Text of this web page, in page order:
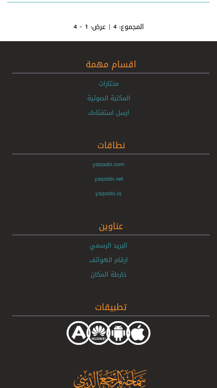
المجموع:4 | عرض: 1 - 4
اقسام مهمة
مختارات
المكتبة الصوتية
ارسل استفتاءك
نطاقات
yaqoobi.com
yaqoobi.net
yaqoobi.iq
عناوين
البريد الرسمي
ارقام الهواتف
خارطة المكان
تطبيقات